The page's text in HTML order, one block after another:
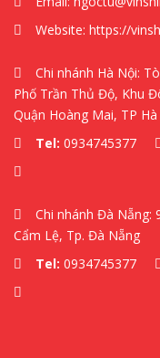
Website: https://
Chi nhánh Hà Nội:
Phố Trần Thủ Độ, Khu
Quận Hoàng Mai, TP Hà
Tel: 0934745377
Chi nhánh Đà Nẵng:
Cẩm Lệ, Tp. Đà Nẵng
Tel: 0934745377